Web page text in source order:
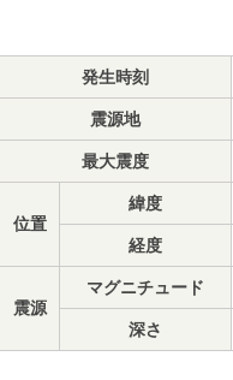
発生時刻
震源地
最大震度
位置
緯度
経度
震源
マグニチュード
深さ